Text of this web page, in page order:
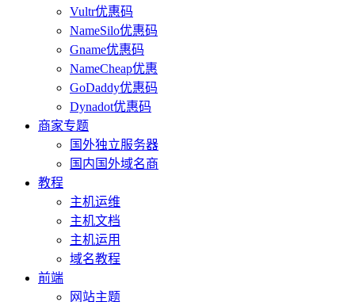
Vultr优惠码
NameSilo优惠码
Gname优惠码
NameCheap优惠
GoDaddy优惠码
Dynadot优惠码
商家专题
国外独立服务器
国内国外域名商
教程
主机运维
主机文档
主机运用
域名教程
前端
网站主题